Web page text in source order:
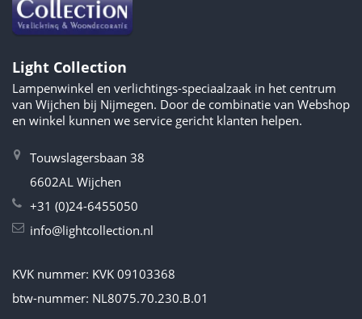
Light Collection
Lampenwinkel en verlichtings-speciaalzaak in het centrum
van Wijchen bij Nijmegen. Door de combinatie van Webshop
en winkel kunnen we service gericht klanten helpen.
Touwslagersbaan 38
6602AL Wijchen
+31 (0)24-6455050
info@lightcollection.nl
KVK nummer: KVK 09103368
btw-nummer: NL8075.70.230.B.01